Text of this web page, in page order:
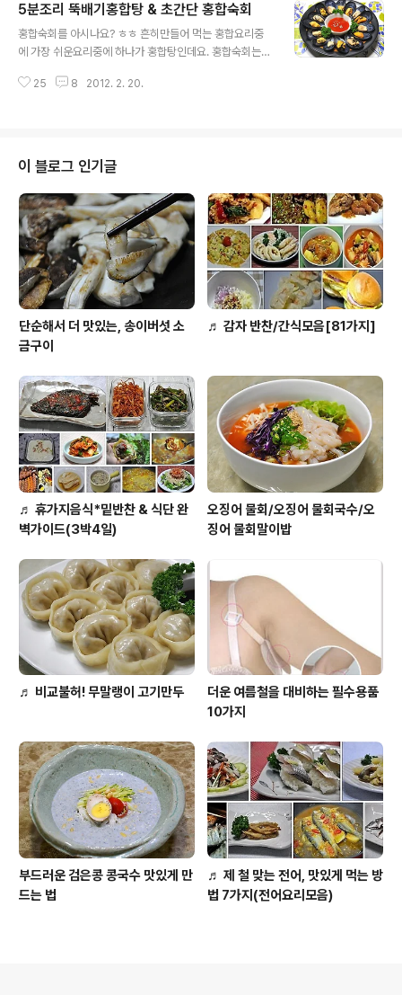
스 무침 ◈ [재료] 된장오렌지소스 1숟가락, 들깨가루 1숟
가락반, 홍고추 약간 [된장소스 만드는 법 - 샐러드, 톳밥비
빔장으로 사용할 수 있는 양 ] 저염된장 3숟가락, 오렌지갈
고추 다진것 * 저염식이 아닐경우... 집된장으로 간을 맞춘
5분조리 뚝배기홍합탕 & 초간단 홍합숙회
홍합숙회를 아시나요? ㅎㅎ 흔히만들어 먹는 홍합요리중
에 가장 쉬운요리중에 하나가 홍합탕인데요. 홍합숙회는
하것들이라 요리라고 적기에는 낯간지럽지만.. 안주나 간
껍질홍합, 초고추장 * 껍질홍합 & 알홍합 손질법 홍합은
먹은 흔적이 확실이 남는 식품주에 으뜸이 아닌가 싶을 정
도로 ~ 먹고난뒤에 껍질이 정말 많이 나오지요. 요홍합은
추운겨울이 제철인데요.. 탕으로, 조림으로, 또는 다른요리
에 곁들이 식품으로 많이 들어가는데` 맛과 영양이 좋으면
착한가격으로 먹을 수 있다는 장점이 있어요. ..
25 8 2012. 2. 20.
이 블로그 인기글
단순해서 더 맛있는, 송이버섯 소
금구이
♬ 감자 반찬/간식모음[81가지]
♬ 휴가지음식*밑반찬 & 식단 완
벽가이드(3박4일)
오징어 물회/오징어 물회국수/오
징어 물회말이밥
♬ 비교불허! 무말랭이 고기만두
더운 여름철을 대비하는 필수용품
10가지
부드러운 검은콩 콩국수 맛있게 만
드는 법
♬ 제 철 맞는 전어, 맛있게 먹는 방
법 7가지(전어요리모음)